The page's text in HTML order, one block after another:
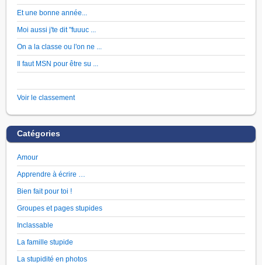
Et une bonne année...
Moi aussi j'te dit "fuuuc ...
On a la classe ou l'on ne ...
Il faut MSN pour être su ...
Voir le classement
Catégories
Amour
Apprendre à écrire …
Bien fait pour toi !
Groupes et pages stupides
Inclassable
La famille stupide
La stupidité en photos